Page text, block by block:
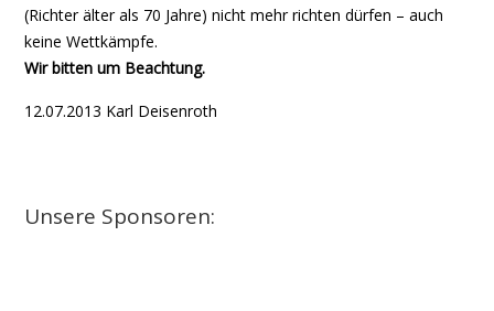
(Richter älter als 70 Jahre) nicht mehr richten dürfen – auch
keine Wettkämpfe.
Wir bitten um Beachtung.
12.07.2013 Karl Deisenroth
Unsere Sponsoren: